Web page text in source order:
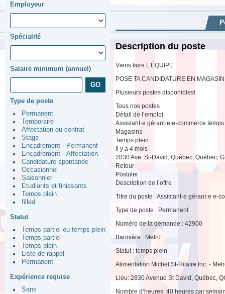
Employeur
Spécialité
Salaire minimum (annuel)
Type de poste
Permanent
Temporaire
Affectation ou contrat
Stage
Encadrement - Permanent
Encadrement - Affectation
Candidature spontanée
Occasionnel
Saisonnier
Étudiants et finissants
Temps plein
filled
Statut
Temps partiel ou temps plein
Temps partiel
Temps plein
Liste de rappel
Permanent
Expérience requise
Sans
Description du poste
Viens faire L’ÉQUIPE
POSE TA CANDIDATURE EN
Plusieurs postes disponibles!
Tous nos postes
Détail de l’emploi
Assistant·e gérant·e e-commerce
Magasins
Temps plein
il y a 4 mois
2830 Ave. St-David, Québec, Québec,
Retour
Postuler
Description de l’offre
Titre du poste : Assistant·e gérant·e e-
Type de poste : Permanent
Numéro de la demande : 42900
Bannière : Metro
Statut : temps plein
Alimentation Michel St-Hilaire Inc. -
Lieu: 2830 Avenue St David, Québec,
Nombre d’heures: 40 heures par